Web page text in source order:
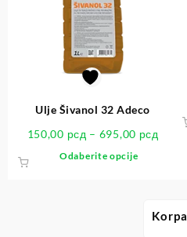
Korpa
Ulje Šivanol 32 Adeco
150,00 рсд – 695,00 рсд
Odaberite opcije